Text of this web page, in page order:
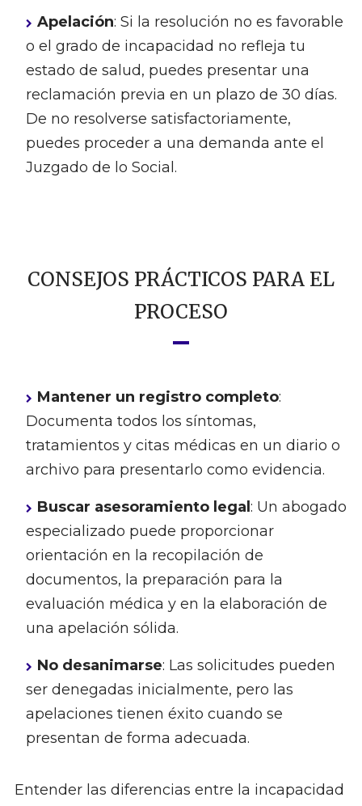
Apelación: Si la resolución no es favorable
o el grado de incapacidad no refleja tu
estado de salud, puedes presentar una
reclamación previa en un plazo de 30 días.
De no resolverse satisfactoriamente,
puedes proceder a una demanda ante el
Juzgado de lo Social.
CONSEJOS PRÁCTICOS PARA EL
PROCESO
Mantener un registro completo:
Documenta todos los síntomas,
tratamientos y citas médicas en un diario o
archivo para presentarlo como evidencia.
Buscar asesoramiento legal : Un abogado
especializado puede proporcionar
orientación en la recopilación de
documentos, la preparación para la
evaluación médica y en la elaboración de
una apelación sólida.
No desanimarse: Las solicitudes pueden
ser denegadas inicialmente, pero las
apelaciones tienen éxito cuando se
presentan de forma adecuada.
Entender las diferencias entre la incapacidad